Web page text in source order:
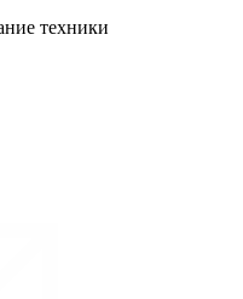
техники